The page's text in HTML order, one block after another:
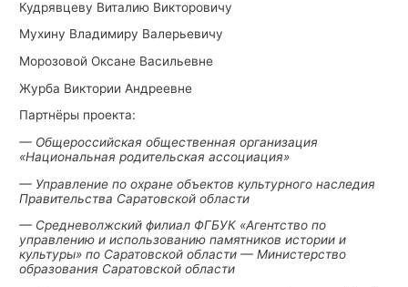
Кудрявцеву Виталию Викторовичу
Мухину Владимиру Валерьевичу
Морозовой Оксане Васильевне
Журба Виктории Андреевне
Партнёры проекта:
— Общероссийская общественная организация
«Национальная родительская ассоциация»
— Управление по охране объектов культурного наследия
Правительства Саратовской области
— Средневолжский филиал ФГБУК «Агентство по
управлению и использованию памятников истории и
культуры» по Саратовской области — Министерство
образования Саратовской области